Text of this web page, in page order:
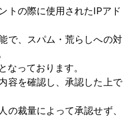
トの際に使用されたIPアド
で、スパム・荒らしへの対
っております。
容を確認し、承認した上で
裁量によって承認せず、